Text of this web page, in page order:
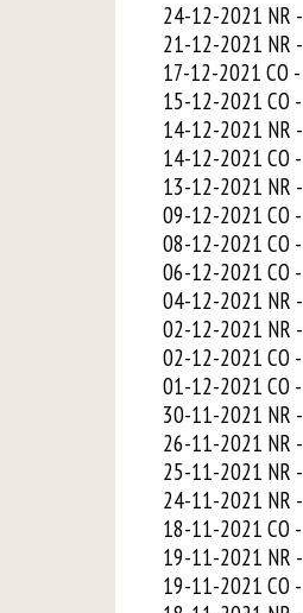
24-12-2021 NR -
21-12-2021 NR -
17-12-2021 CO -
15-12-2021 CO -
14-12-2021 NR -
14-12-2021 CO -
13-12-2021 NR -
09-12-2021 CO -
08-12-2021 CO -
06-12-2021 CO -
04-12-2021 NR -
02-12-2021 NR -
02-12-2021 CO -
01-12-2021 CO -
30-11-2021 NR -
26-11-2021 NR -
25-11-2021 NR -
24-11-2021 NR -
18-11-2021 CO -
19-11-2021 NR -
19-11-2021 CO -